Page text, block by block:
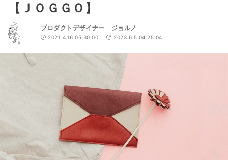
【ＪＯＧＧＯ】
プロダクトデザイナー ジョルノ
2021.4.16 05:30:00 2023.6.5 04:25:04